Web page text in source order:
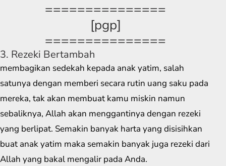
===============
[pgp]
===============
3. Rezeki Bertambah
membagikan sedekah kepada anak yatim, salah
satunya dengan memberi secara rutin uang saku pada
mereka, tak akan membuat kamu miskin namun
sebaliknya, Allah akan menggantinya dengan rezeki
yang berlipat. Semakin banyak harta yang disisihkan
buat anak yatim maka semakin banyak juga rezeki dari
Allah yang bakal mengalir pada Anda.